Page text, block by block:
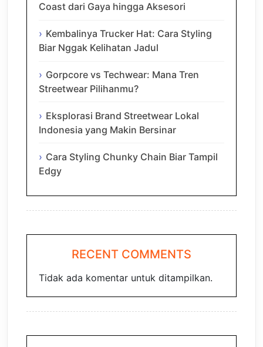
Coast dari Gaya hingga Aksesori
Kembalinya Trucker Hat: Cara Styling
Biar Nggak Kelihatan Jadul
Gorpcore vs Techwear: Mana Tren
Streetwear Pilihanmu?
Eksplorasi Brand Streetwear Lokal
Indonesia yang Makin Bersinar
Cara Styling Chunky Chain Biar Tampil
Edgy
RECENT COMMENTS
Tidak ada komentar untuk ditampilkan.